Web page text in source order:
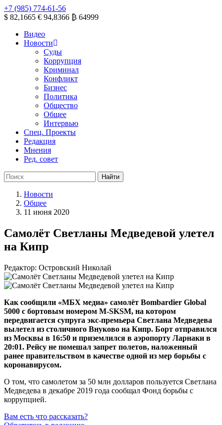
+7 (985) 774-61-56
$ 82,1665 € 94,8366 ₿ 64999
Видео
Новости
Суды
Коррупция
Криминал
Конфликт
Бизнес
Политика
Общество
Общее
Интервью
Спец. Проекты
Редакция
Мнения
Ред. совет
Новости
Общее
11 июня 2020
Самолёт Светланы Медведевой улетел
на Кипр
Редактор: Островский Николай
Как сообщили «МБХ медиа» самолёт Bombardier Global
5000 с бортовым номером M-SKSM, на котором
передвигается супруга экс-премьера Светлана Медведева
вылетел из столичного Внуково на Кипр. Борт отправился
из Москвы в 16:50 и приземлился в аэропорту Ларнаки в
20:01. Рейсу не помешал запрет полетов, наложенный
ранее правительством в качестве одной из мер борьбы с
коронавирусом.
О том, что самолетом за 50 млн долларов пользуется Светлана
Медведева в декабре 2019 года сообщал Фонд борьбы с
коррупцией.
Вам есть что рассказать?